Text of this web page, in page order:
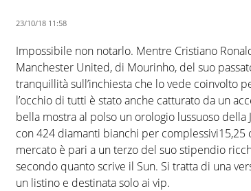
23/10/18 11:58
Impossibile non notarlo. Mentre Cristiano
Manchester United, di Mourinho, del suo
tranquillità sull’inchiesta che lo vede coinvolto
l’occhio di tutti è stato anche catturato da un
bella mostra al polso un orologio lussuoso
con 424 diamanti bianchi per complessivi15,25
mercato è pari a un terzo del suo stipendio
secondo quanto scrive il Sun. Si tratta di una
un listino e destinata solo ai vip.